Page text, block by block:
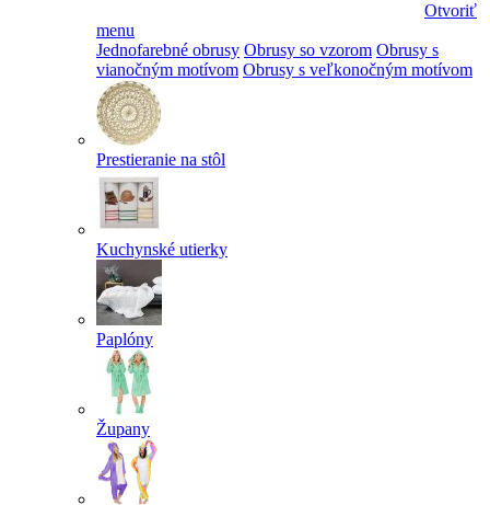
Otvoriť
menu
Jednofarebné obrusy Obrusy so vzorom Obrusy s
vianočným motívom Obrusy s veľkonočným motívom
Prestieranie na stôl
Kuchynské utierky
Paplóny
Župany